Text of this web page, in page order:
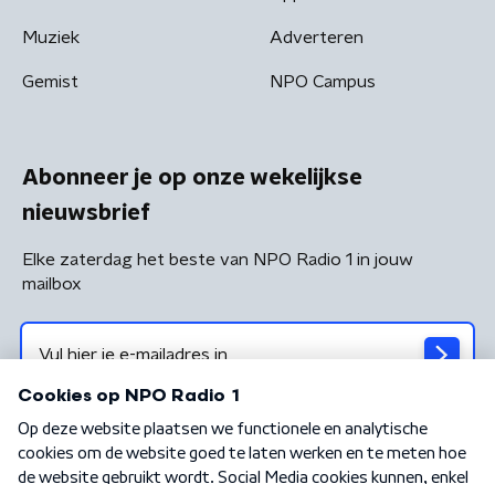
Muziek
Gemist
Adverteren
NPO Campus
Abonneer je op onze wekelijkse
nieuwsbrief
Elke zaterdag het beste van NPO Radio 1 in jouw
mailbox